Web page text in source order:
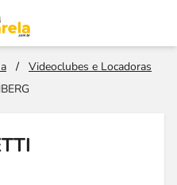
/
Videoclubes e Locadoras